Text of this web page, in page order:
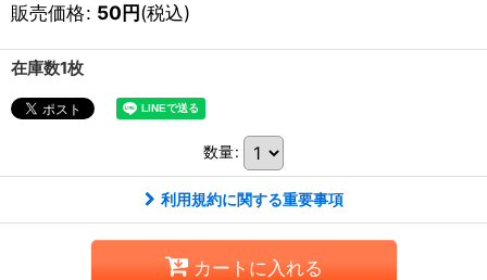
販売価格: 50円(税込)
在庫数1枚
数量:
利用規約に関する重要事項
カートに入れる